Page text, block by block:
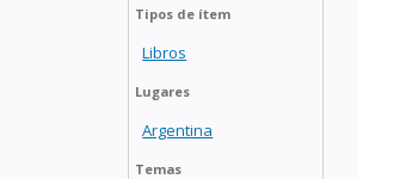
Tipos de ítem
Libros
Lugares
Argentina
Temas